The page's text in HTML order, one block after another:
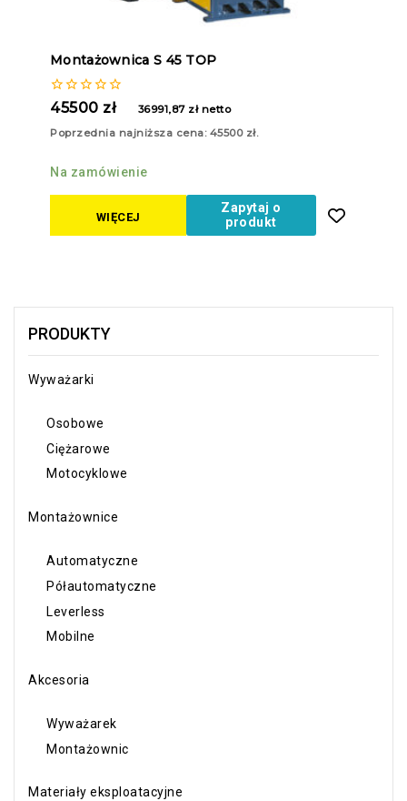
Montażownica S 45 TOP
0
5
45500 zł 36991,87 złnetto
Poprzednia najniższa cena: 45500 zł.
Na zamówienie
WIĘCEJ
Zapytaj o
produkt
PRODUKTY
Wyważarki
Osobowe
Ciężarowe
Motocyklowe
Montażownice
Automatyczne
Półautomatyczne
Leverless
Mobilne
Akcesoria
Wyważarek
Montażownic
Materiały eksploatacyjne